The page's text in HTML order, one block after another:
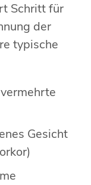
Schritt für
der
typische
Gesicht